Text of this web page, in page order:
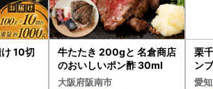
10切
牛たたき 200gと 名倉商店
のおいしいポン酢 30ml
大阪府阪南市
栗
ン
デ
愛